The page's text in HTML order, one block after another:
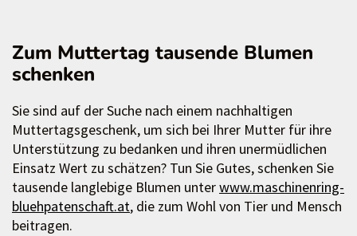
Zum Muttertag tausende Blumen
schenken
Sie sind auf der Suche nach einem nachhaltigen
Muttertagsgeschenk, um sich bei Ihrer Mutter für ihre
Unterstützung zu bedanken und ihren unermüdlichen
Einsatz Wert zu schätzen? Tun Sie Gutes, schenken Sie
tausende langlebige Blumen unterwww.maschinenring-
bluehpatenschaft.at, die zum Wohl von Tier und Mensch
beitragen.